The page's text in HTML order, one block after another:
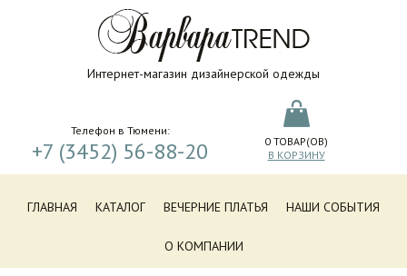
Интернет-магазин дизайнерской одежды
Телефон в Тюмени:
+7 (3452) 56-88-20 0 ТОВАР(ОВ)
В КОРЗИНУ
ГЛАВНАЯ КАТАЛОГ ВЕЧЕРНИЕ ПЛАТЬЯ НАШИ СОБЫТИЯ
О КОМПАНИИ